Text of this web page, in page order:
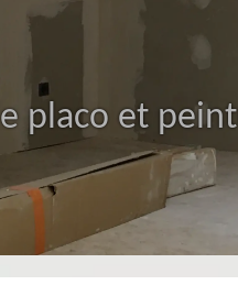
placo et